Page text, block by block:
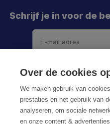
Schrijf je in voor de
Over de cookies
We maken gebruik van
prestaties en het gebruik van
analyseren, om sociale
en onze content &
Meld je aan en mis geen
of nieuwe deal meer. Én je